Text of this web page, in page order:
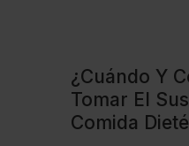
¿Cuándo Y
Tomar El
Comida